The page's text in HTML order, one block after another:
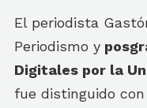
El periodista
Periodismo y
Digitales por la
fue distinguido